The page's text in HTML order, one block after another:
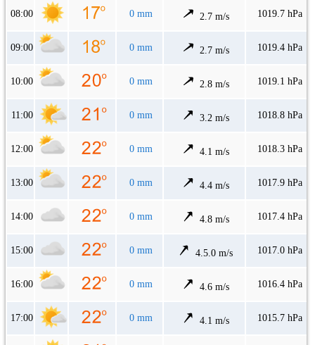
08:00 0 mm 2.7 m/s 1019.7 hPa
09:00 0 mm 2.7 m/s 1019.4 hPa
10:00 0 mm 2.8 m/s 1019.1 hPa
11:00 0 mm 3.2 m/s 1018.8 hPa
12:00 0 mm 4.1 m/s 1018.3 hPa
13:00 0 mm 4.4 m/s 1017.9 hPa
14:00 0 mm 4.8 m/s 1017.4 hPa
15:00 0 mm 4.5.0 m/s 1017.0 hPa
16:00 0 mm 4.6 m/s 1016.4 hPa
17:00 0 mm 4.1 m/s 1015.7 hPa